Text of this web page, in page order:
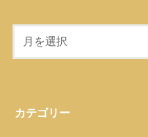
カテゴリー